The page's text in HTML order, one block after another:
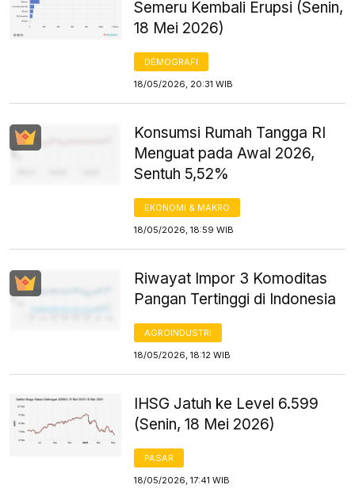
Semeru Kembali Erupsi (Senin,
18 Mei 2026)
DEMOGRAFI
18/05/2026, 20:31 WIB
Konsumsi Rumah Tangga RI
Menguat pada Awal 2026,
Sentuh 5,52%
EKONOMI & MAKRO
18/05/2026, 18:59 WIB
Riwayat Impor 3 Komoditas
Pangan Tertinggi di Indonesia
AGROINDUSTRI
18/05/2026, 18:12 WIB
IHSG Jatuh ke Level 6.599
(Senin, 18 Mei 2026)
PASAR
18/05/2026, 17:41 WIB